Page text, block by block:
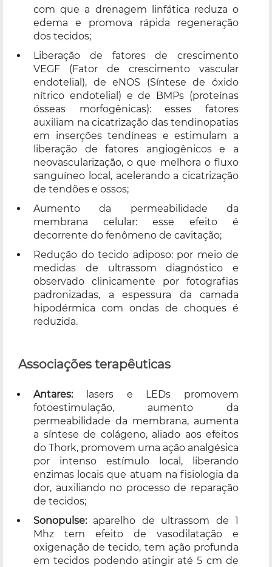
com que a drenagem linfática reduza o
edema e promova rápida regeneração
dos tecidos;
Liberação de fatores de crescimento
VEGF (Fator de crescimento vascular
endotelial), de eNOS (Síntese de óxido
nítrico endotelial) e de BMPs (proteínas
ósseas morfogênicas): esses fatores
auxiliam na cicatrização das tendinopatias
em inserções tendíneas e estimulam a
liberação de fatores angiogênicos e a
neovascularização, o que melhora o fluxo
sanguíneo local, acelerando a cicatrização
de tendões e ossos;
Aumento da permeabilidade da
membrana celular: esse efeito é
decorrente do fenômeno de cavitação;
Redução do tecido adiposo: por meio de
medidas de ultrassom diagnóstico e
observado clinicamente por fotografias
padronizadas, a espessura da camada
hipodérmica com ondas de choques é
reduzida.
Associações terapêuticas
Antares:lasers e LEDs promovem
fotoestimulação, aumento da
permeabilidade da membrana, aumenta
a síntese de colágeno, aliado aos efeitos
do Thork, promovem uma ação analgésica
por intenso estímulo local, liberando
enzimas locais que atuam na fisiologia da
dor, auxiliando no processo de reparação
de tecidos;
Sonopulse:aparelho de ultrassom de 1
Mhz tem efeito de vasodilatação e
oxigenação de tecido, tem ação profunda
em tecidos podendo atingir até 5 cm de